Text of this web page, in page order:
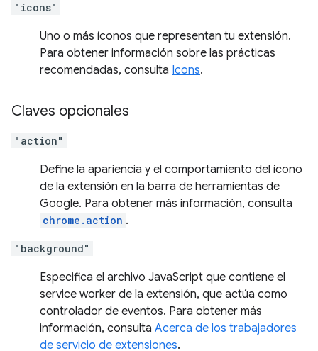
"icons"
Uno o más íconos que representan tu extensión.
Para obtener información sobre las prácticas
recomendadas, consulta Icons.
Claves opcionales
"action"
Define la apariencia y el comportamiento del ícono
de la extensión en la barra de herramientas de
Google. Para obtener más información, consulta
chrome.action .
"background"
Especifica el archivo JavaScript que contiene el
service worker de la extensión, que actúa como
controlador de eventos. Para obtener más
información, consulta Acerca de los trabajadores
de servicio de extensiones.